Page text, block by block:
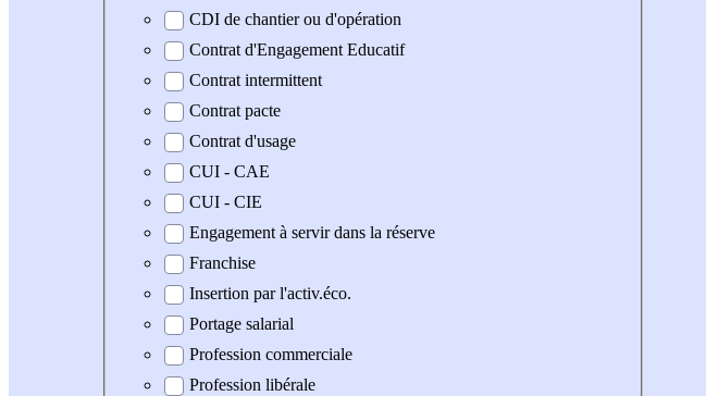
CDI de chantier ou d'opération
Contrat d'Engagement Educatif
Contrat intermittent
Contrat pacte
Contrat d'usage
CUI - CAE
CUI - CIE
Engagement à servir dans la réserve
Franchise
Insertion par l'activ.éco.
Portage salarial
Profession commerciale
Profession libérale